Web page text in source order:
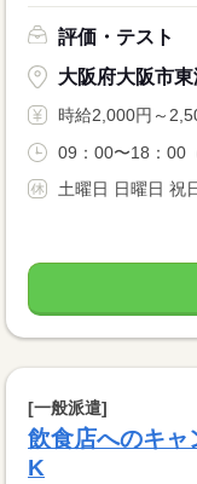
評価・テスト
大阪府大阪市東
時給2,000円～
09：00〜18：00
土曜日 日曜日 祝
[一般派遣]
飲食店へのキ
K